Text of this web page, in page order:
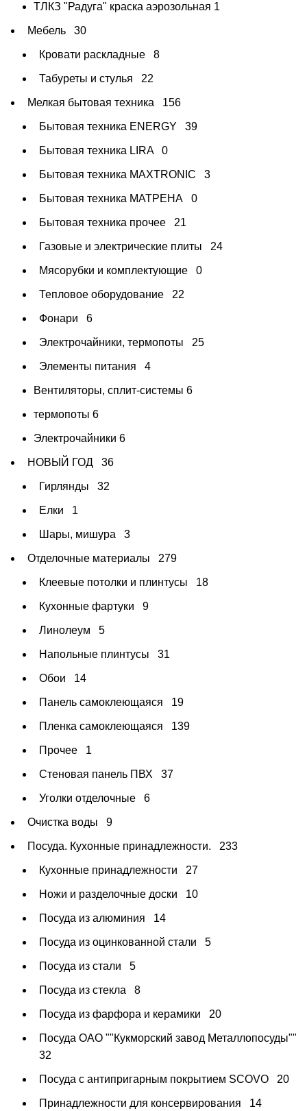
ТЛКЗ "Радуга" краска аэрозольная 1
Мебель 30
Кровати раскладные 8
Табуреты и стулья 22
Мелкая бытовая техника 156
Бытовая техника ENERGY 39
Бытовая техника LIRA 0
Бытовая техника MAXTRONIC 3
Бытовая техника МАТРЕНА 0
Бытовая техника прочее 21
Газовые и электрические плиты 24
Мясорубки и комплектующие 0
Тепловое оборудование 22
Фонари 6
Электрочайники, термопоты 25
Элементы питания 4
Вентиляторы, сплит-системы 6
термопоты 6
Электрочайники 6
НОВЫЙ ГОД 36
Гирлянды 32
Елки 1
Шары, мишура 3
Отделочные материалы 279
Клеевые потолки и плинтусы 18
Кухонные фартуки 9
Линолеум 5
Напольные плинтусы 31
Обои 14
Панель самоклеющаяся 19
Пленка самоклеющаяся 139
Прочее 1
Стеновая панель ПВХ 37
Уголки отделочные 6
Очистка воды 9
Посуда. Кухонные принадлежности. 233
Кухонные принадлежности 27
Ножи и разделочные доски 10
Посуда из алюминия 14
Посуда из оцинкованной стали 5
Посуда из стали 5
Посуда из стекла 8
Посуда из фарфора и керамики 20
Посуда ОАО ""Кукморский завод Металлопосуды""
32
Посуда с антипригарным покрытием SCOVO 20
Принадлежности для консервирования 14